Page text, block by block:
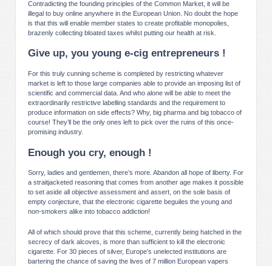
Contradicting the founding principles of the Common Market, it will be
illegal to buy online anywhere in the European Union. No doubt the hope
is that this will enable member states to create profitable monopolies,
brazenly collecting bloated taxes whilst putting our health at risk.
Give up, you young e-cig entrepreneurs !
For this truly cunning scheme is completed by restricting whatever
market is left to those large companies able to provide an imposing list of
scientific and commercial data. And who alone will be able to meet the
extraordinarily restrictive labelling standards and the requirement to
produce information on side effects? Why, big pharma and big tobacco of
course! They’ll be the only ones left to pick over the ruins of this once-
promising industry.
Enough you cry, enough !
Sorry, ladies and gentlemen, there’s more. Abandon all hope of liberty. For
a straitjacketed reasoning that comes from another age makes it possible
to set aside all objective assessment and assert, on the sole basis of
empty conjecture, that the electronic cigarette beguiles the young and
non-smokers alike into tobacco addiction!
All of which should prove that this scheme, currently being hatched in the
secrecy of dark alcoves, is more than sufficient to kill the electronic
cigarette. For 30 pieces of silver, Europe’s unelected institutions are
bartering the chance of saving the lives of 7 million European vapers